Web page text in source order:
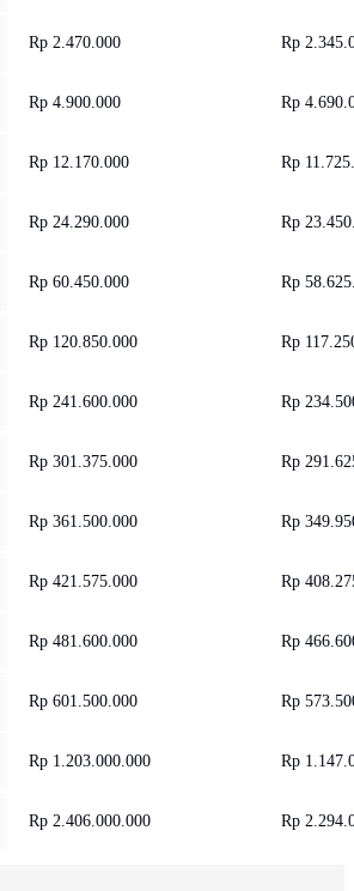
Rp 2.470.000 Rp
Rp 4.900.000 Rp
Rp 12.170.000 Rp
Rp 24.290.000 Rp
Rp 60.450.000 Rp
Rp 120.850.000 Rp
Rp 241.600.000 Rp
Rp 301.375.000 Rp
Rp 361.500.000 Rp
Rp 421.575.000 Rp
Rp 481.600.000 Rp
Rp 601.500.000 Rp
Rp 1.203.000.000 Rp
Rp 2.406.000.000 Rp